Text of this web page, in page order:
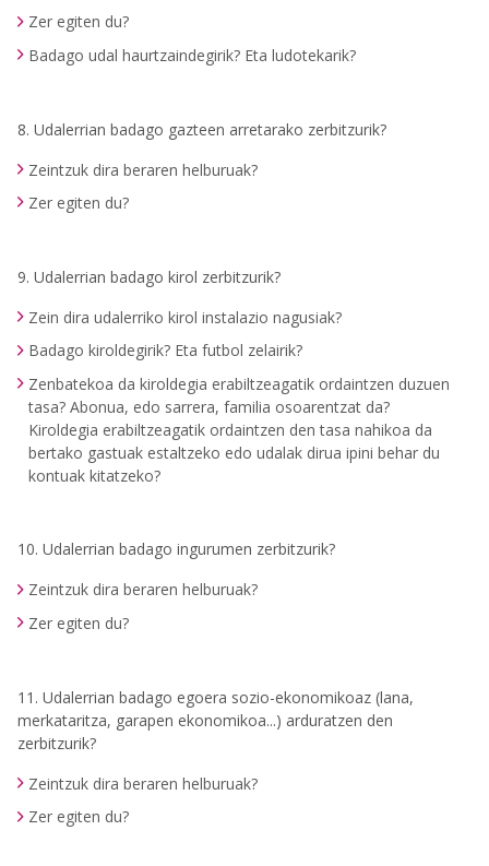
Zer egiten du?
Badago udal haurtzaindegirik? Eta ludotekarik?
8. Udalerrian badago gazteen arretarako zerbitzurik?
Zeintzuk dira beraren helburuak?
Zer egiten du?
9. Udalerrian badago kirol zerbitzurik?
Zein dira udalerriko kirol instalazio nagusiak?
Badago kiroldegirik? Eta futbol zelairik?
Zenbatekoa da kiroldegia erabiltzeagatik ordaintzen duzuen
tasa? Abonua, edo sarrera, familia osoarentzat da?
Kiroldegia erabiltzeagatik ordaintzen den tasa nahikoa da
bertako gastuak estaltzeko edo udalak dirua ipini behar du
kontuak kitatzeko?
10. Udalerrian badago ingurumen zerbitzurik?
Zeintzuk dira beraren helburuak?
Zer egiten du?
11. Udalerrian badago egoera sozio-ekonomikoaz (lana,
merkataritza, garapen ekonomikoa...) arduratzen den
zerbitzurik?
Zeintzuk dira beraren helburuak?
Zer egiten du?